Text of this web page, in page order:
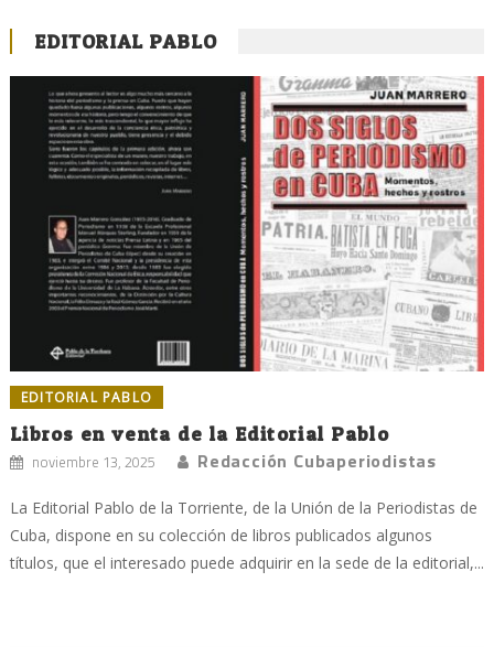
EDITORIAL PABLO
EDITORIAL PABLO
Libros en venta de la Editorial Pablo
noviembre 13, 2025 Redacción Cubaperiodistas
La Editorial Pablo de la Torriente, de la Unión de la Periodistas de
Cuba, dispone en su colección de libros publicados algunos
títulos, que el interesado puede adquirir en la sede de la editorial,...